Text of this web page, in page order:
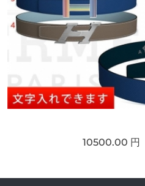
10500.00 円